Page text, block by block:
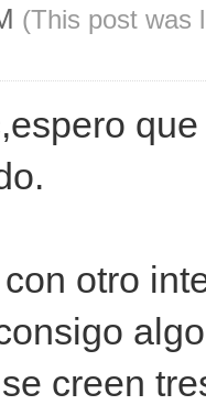
(This post was
otro
creen